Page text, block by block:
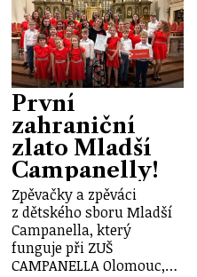
První
zahraniční
zlato Mladší
Campanelly!
Zpěvačky a zpěváci
z dětského sboru Mladší
Campanella, který
funguje při ZUŠ
CAMPANELLA Olomouc,…